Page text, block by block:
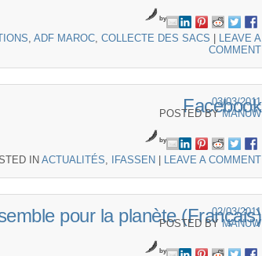
by
ADF MAROC COLLECTE DES SACS
LEAVE A
COMMENT
Facebook
03/03/2011
POSTED BYMANUW
by
IN ACTUALITÉS, IFASSEN LEAVE A COMMENT
(Français) Tous ensemble pour la planète
02/03/2011
POSTED BYMANUW
by